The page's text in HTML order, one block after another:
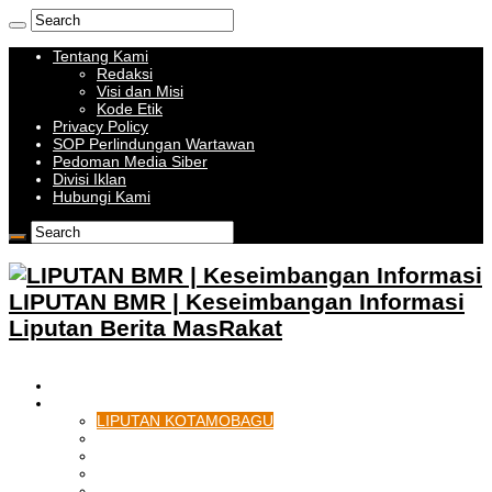
Tentang Kami
Redaksi
Visi dan Misi
Kode Etik
Privacy Policy
SOP Perlindungan Wartawan
Pedoman Media Siber
Divisi Iklan
Hubungi Kami
LIPUTAN BMR | Keseimbangan Informasi
Liputan Berita MasRakat
LIPUTAN KOTAMOBAGU